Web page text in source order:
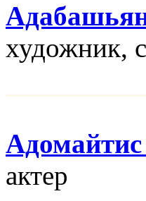
художник,
актер